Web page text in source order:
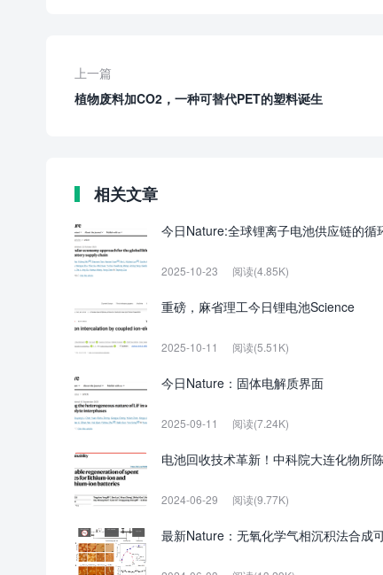
上一篇
植物废料加CO2，一种可替代PET的塑料诞生
相关文章
今日Nature:全球锂离子电池供应链的循
2025-10-23 阅读(4.85K)
重磅，麻省理工今日锂电池Science
2025-10-11 阅读(5.51K)
今日Nature：固体电解质界面
2025-09-11 阅读(7.24K)
电池回收技术革新！中科院大连化物所
2024-06-29 阅读(9.77K)
最新Nature：无氧化学气相沉积法合成